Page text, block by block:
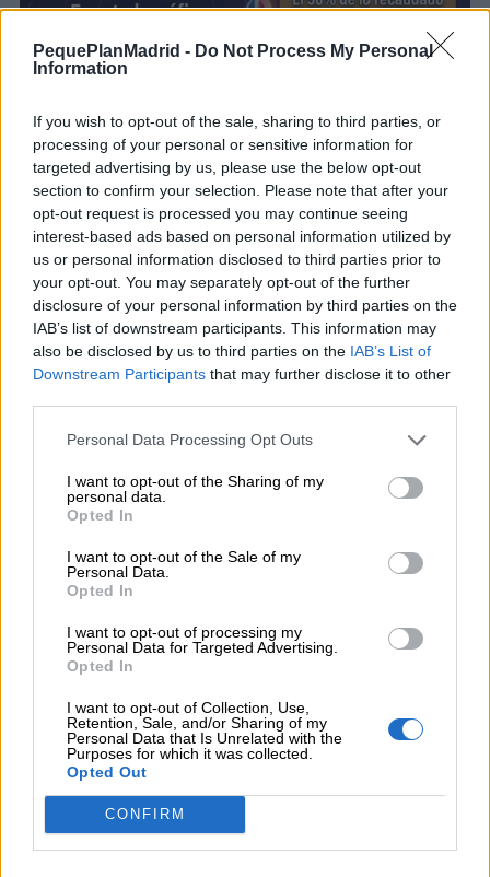
PequePlanMadrid - Do Not Process My Personal
Information
If you wish to opt-out of the sale, sharing to third parties, or
processing of your personal or sensitive information for
targeted advertising by us, please use the below opt-out
section to confirm your selection. Please note that after your
opt-out request is processed you may continue seeing
interest-based ads based on personal information utilized by
us or personal information disclosed to third parties prior to
your opt-out. You may separately opt-out of the further
disclosure of your personal information by third parties on the
IAB’s list of downstream participants. This information may
also be disclosed by us to third parties on the IAB’s List of
Downstream Participants that may further disclose it to other
Personal Data Processing Opt Outs
I want to opt-out of the Sharing of my
personal data.
Opted In
I want to opt-out of the Sale of my
Personal Data.
Opted In
I want to opt-out of processing my
Personal Data for Targeted Advertising.
Opted In
I want to opt-out of Collection, Use,
Retention, Sale, and/or Sharing of my
Personal Data that Is Unrelated with the
Purposes for which it was collected.
Opted Out
CONFIRM
Una iniciativa que une ocio y apoyo social
La organización ha planteado este encuentro como
una forma de conectar el entretenimiento con la
ayuda real, acercando causas sociales a través de
actividades atractivas para todos los públicos.
La combinación deevento familiar,actividad
solidaria en Madridy una temática tan reconocible
ya sea jugando, participando en el torneo o
simplemente asistiendo.